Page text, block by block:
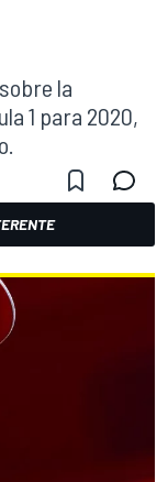
la
1 para 2020,